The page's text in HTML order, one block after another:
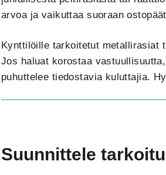
arvoa ja vaikuttaa suoraan
Kynttilöille tarkoitetut metallirasiat
Jos haluat korostaa
puhuttelee tiedostavia kuluttajia.
Suunnittele